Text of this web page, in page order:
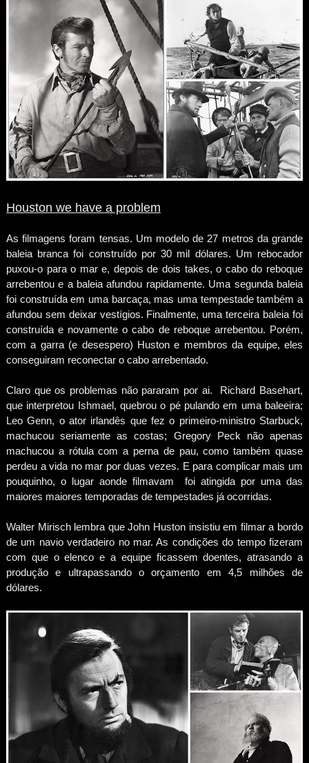
Houston we have a problem
As filmagens foram tensas. Um modelo de 27 metros da grande
baleia branca foi construído por 30 mil dólares. Um rebocador
puxou-o para o mar e, depois de dois takes, o cabo do reboque
arrebentou e a baleia afundou rapidamente. Uma segunda baleia
foi construída em uma barcaça, mas uma tempestade também a
afundou sem deixar vestígios. Finalmente, uma terceira baleia foi
construída e novamente o cabo de reboque arrebentou. Porém,
com a garra (e desespero) Huston e membros da equipe, eles
conseguiram reconectar o cabo arrebentado.
Claro que os problemas não pararam por ai. Richard Basehart,
que interpretou Ishmael, quebrou o pé pulando em uma baleeira;
Leo Genn, o ator irlandês que fez o primeiro-ministro Starbuck,
machucou seriamente as costas; Gregory Peck não apenas
machucou a rótula com a perna de pau, como também quase
perdeu a vida no mar por duas vezes. E para complicar mais um
pouquinho, o lugar aonde filmavam foi atingida por uma das
maiores maiores temporadas de tempestades já ocorridas.
Walter Mirisch lembra que John Huston insistiu em filmar a bordo
de um navio verdadeiro no mar. As condições do tempo fizeram
com que o elenco e a equipe ficassem doentes, atrasando a
produção e ultrapassando o orçamento em 4,5 milhões de
dólares.